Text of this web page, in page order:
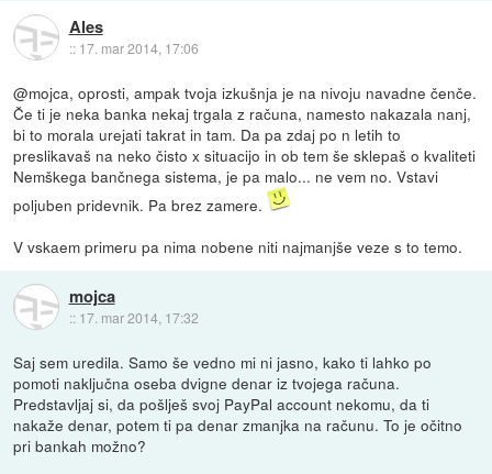
Ales
:: 17. mar 2014, 17:06
@mojca, oprosti, ampak tvoja izkušnja je na nivoju navadne čenče.
Če ti je neka banka nekaj trgala z računa, namesto nakazala nanj,
bi to morala urejati takrat in tam. Da pa zdaj po n letih to
preslikavaš na neko čisto x situacijo in ob tem še sklepaš o kvaliteti
Nemškega bančnega sistema, je pa malo... ne vem no. Vstavi
poljuben pridevnik. Pa brez zamere.
V vskaem primeru pa nima nobene niti najmanjše veze s to temo.
mojca
:: 17. mar 2014, 17:32
Saj sem uredila. Samo še vedno mi ni jasno, kako ti lahko po
pomoti naključna oseba dvigne denar iz tvojega računa.
Predstavljaj si, da pošlješ svoj PayPal account nekomu, da ti
nakaže denar, potem ti pa denar zmanjka na računu. To je očitno
pri bankah možno?